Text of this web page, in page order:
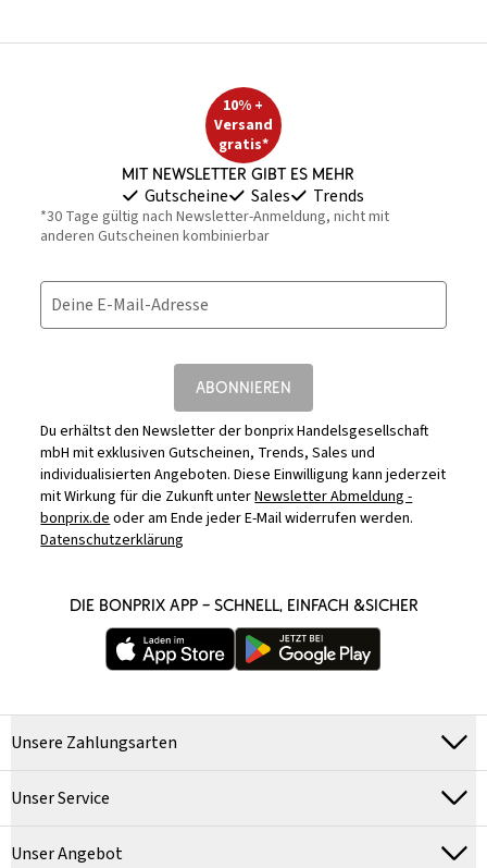
10% +
Versand
gratis*
Mit Newsletter gibt es mehr
Gutscheine Sales Trends
*30 Tage gültig nach Newsletter-Anmeldung, nicht mit
anderen Gutscheinen kombinierbar
Deine E-Mail-Adresse
ABONNIEREN
Du erhältst den Newsletter der bonprix Handelsgesellschaft
mbH mit exklusiven Gutscheinen, Trends, Sales und
individualisierten Angeboten. Diese Einwilligung kann jederzeit
mit Wirkung für die Zukunft unterNewsletter Abmeldung -
bonprix.deoder am Ende jeder E-Mail widerrufen werden.
Datenschutzerklärung
DIE BONPRIX APP – SCHNELL, EINFACH &SICHER
Unsere Zahlungsarten
Unser Service
Unser Angebot